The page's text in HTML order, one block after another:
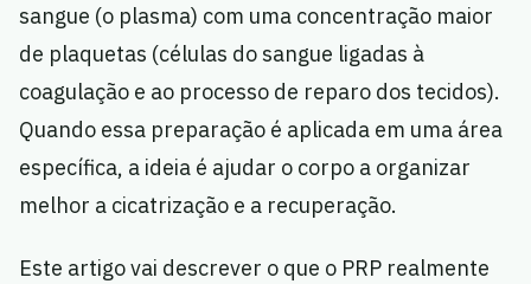
sangue (o plasma) com uma concentração maior
de plaquetas (células do sangue ligadas à
coagulação e ao processo de reparo dos tecidos).
Quando essa preparação é aplicada em uma área
específica, a ideia é ajudar o corpo a organizar
melhor a cicatrização e a recuperação.
Este artigo vai descrever o que o PRP realmente